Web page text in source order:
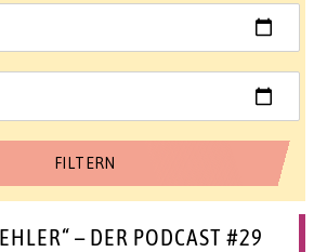
– DER PODCAST #29